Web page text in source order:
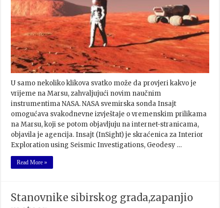
U samo nekoliko klikova svatko može da provjeri kakvo je
vrijeme na Marsu, zahvaljujući novim naučnim
instrumentima NASA. NASA svemirska sonda Insajt
omogućava svakodnevne izvještaje o vremenskim prilikama
na Marsu, koji se potom objavljuju na internet-stranicama,
objavila je agencija. Insajt (InSight) je skraćenica za Interior
Exploration using Seismic Investigations, Geodesy …
Read More »
Stanovnike sibirskog grada,zapanjio